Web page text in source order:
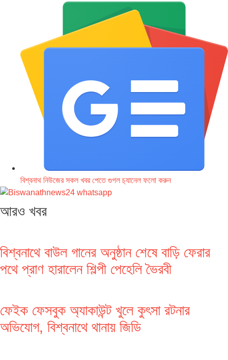
বিশ্বনাথ নিউজের সকল খবর পেতে গুগল চ‌্যানেল ফলো করুন
আরও খবর
বিশ্বনাথে বাউল গানের অনুষ্ঠান শেষে বাড়ি ফেরার
পথে প্রাণ হারালেন শিল্পী পেহেলি ভৈরবী
ফেইক ফেসবুক অ্যাকাউন্ট খুলে কুৎসা রটনার
অভিযোগ, বিশ্বনাথে থানায় জিডি